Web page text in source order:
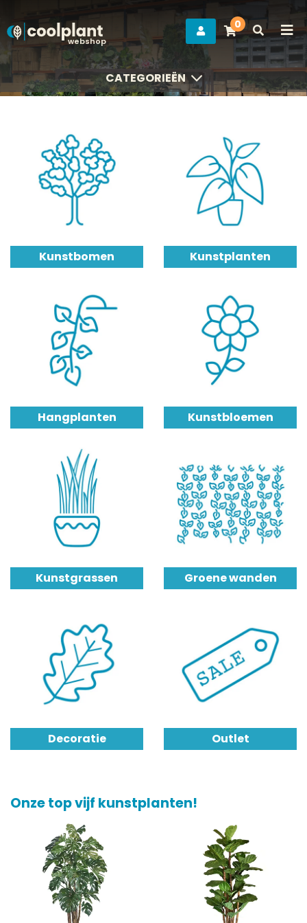
webshop
0
CATEGORIEËN
CATEGORIEËN
Kunstbomen Kunstplanten
Hangplanten Kunstbloemen
Kunstgrassen Groene wanden
Decoratie Outlet
Onze top vijf kunstplanten!